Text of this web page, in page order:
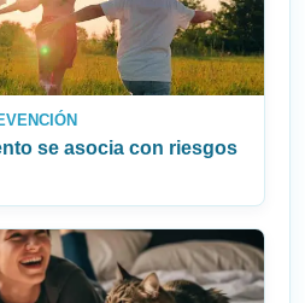
se asocia con riesgos